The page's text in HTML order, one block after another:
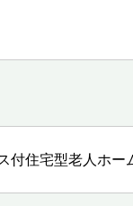
付住宅型老人ホー